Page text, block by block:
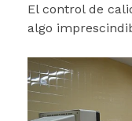
El control de
algo